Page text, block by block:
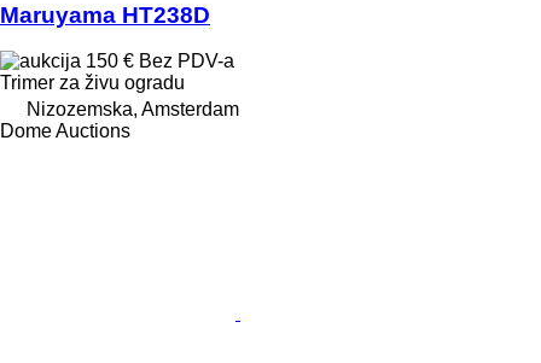
Maruyama HT238D
150 € Bez PDV-a
Trimer za živu ogradu
Nizozemska, Amsterdam
Dome Auctions